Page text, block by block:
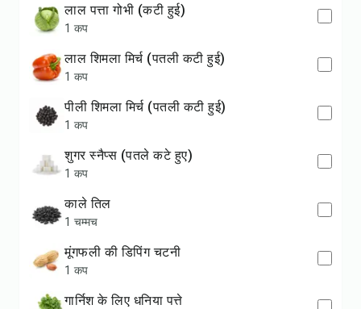
लाल पत्ता गोभी (कटी हुई)
1 कप
लाल शिमला मिर्च (पतली कटी हुई)
1 कप
पीली शिमला मिर्च (पतली कटी हुई)
1 कप
शुगर स्नैप्स (पतले कटे हुए)
1 कप
काले तिल
1 चम्मच
मूंगफली की डिपिंग चटनी
1 कप
गार्निश के लिए धनिया पत्ते